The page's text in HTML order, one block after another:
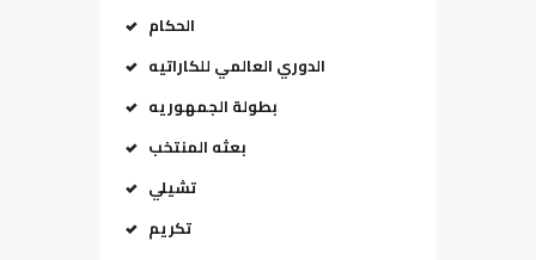
الحكام
الدوري العالمي للكاراتيه
بطولة الجمهوريه
بعثه المنتخب
تشيلي
تكريم